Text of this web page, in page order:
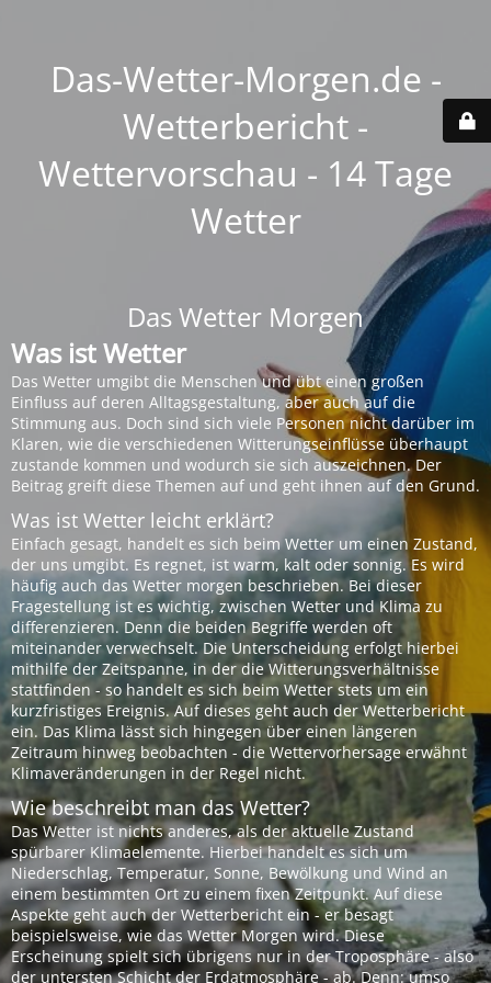
Das-Wetter-Morgen.de -
Wetterbericht -
Wettervorschau - 14 Tage
Wetter
Das Wetter Morgen
Was ist Wetter
Das Wetter umgibt die Menschen und übt einen großen
Einfluss auf deren Alltagsgestaltung, aber auch auf die
Stimmung aus. Doch sind sich viele Personen nicht darüber im
Klaren, wie die verschiedenen Witterungseinflüsse überhaupt
zustande kommen und wodurch sie sich auszeichnen. Der
Beitrag greift diese Themen auf und geht ihnen auf den Grund.
Was ist Wetter leicht erklärt?
Einfach gesagt, handelt es sich beim Wetter um einen Zustand,
der uns umgibt. Es regnet, ist warm, kalt oder sonnig. Es wird
häufig auch das Wetter morgen beschrieben. Bei dieser
Fragestellung ist es wichtig, zwischen Wetter und Klima zu
differenzieren. Denn die beiden Begriffe werden oft
miteinander verwechselt. Die Unterscheidung erfolgt hierbei
mithilfe der Zeitspanne, in der die Witterungsverhältnisse
stattfinden - so handelt es sich beim Wetter stets um ein
kurzfristiges Ereignis. Auf dieses geht auch der Wetterbericht
ein. Das Klima lässt sich hingegen über einen längeren
Zeitraum hinweg beobachten - die Wettervorhersage erwähnt
Klimaveränderungen in der Regel nicht.
Wie beschreibt man das Wetter?
Das Wetter ist nichts anderes, als der aktuelle Zustand
spürbarer Klimaelemente. Hierbei handelt es sich um
Niederschlag, Temperatur, Sonne, Bewölkung und Wind an
einem bestimmten Ort zu einem fixen Zeitpunkt. Auf diese
Aspekte geht auch der Wetterbericht ein - er besagt
beispielsweise, wie das Wetter Morgen wird. Diese
Erscheinung spielt sich übrigens nur in der Troposphäre - also
der untersten Schicht der Erdatmosphäre - ab. Denn: umso